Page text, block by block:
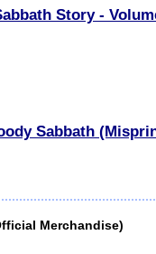
Story -
Sabbath
Merchandise)